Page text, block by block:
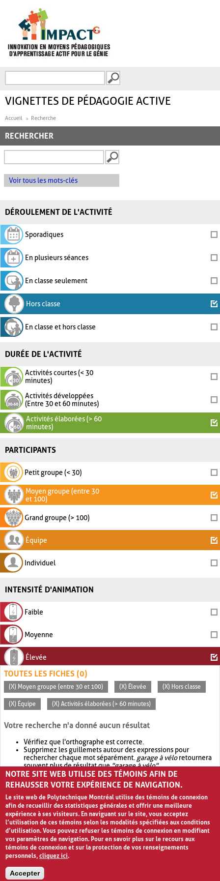
FORMULAIRE DE
VIGNETTES DE PÉDAGOGIE ACTIVE
Accueil Recherche
RECHERCHER
Voir tous les mots-clés
DÉROULEMENT DE L'ACTIVITÉ
Sporadiques
En plusieurs séances
En classe seulement
Hors classe
En classe et hors classe
DURÉE DE L'ACTIVITÉ
Activités courtes (< 30
minutes)
Activités développées
(Entre 30 et 60 minutes)
Activités élaborées (> 60
minutes)
PARTICIPANTS
Petit groupe (< 30)
Moyen groupe (entre 30
et 100)
Grand groupe (> 100)
Équipe
Individuel
INTENSITÉ D'ANIMATION
Faible
Moyenne
Élevée
TOUTES LES FICHES (0)
(X) Moyen groupe (entre 30 et 100) (X) Élevée (X) Hors classe
(X) Équipe (X) Activités élaborées (> 60 minutes)
Votre recherche n'a donné aucun résultat
Vérifiez que l'orthographe est correcte.
Supprimez les guillemets autour des expressions pour
rechercher chaque mot séparément. garage à véloretournera
souvent plus de résultat que"garage à vélo".
Envisagez d'élargir votre recherche avec OR.garage OR vélo
retournera souvent plus de résultat quegarage à vélo
NOTRE SITE WEB UTILISE DES TÉMOINS AFIN DE
REHAUSSER VOTRE EXPÉRIENCE DE NAVIGATION.
Le site web de Polytechnique Montréal utilise des témoins de connexion
afin de recueillir des statistiques générales et offrir une meilleure
expérience à ses visiteurs. En naviguant sur le site, vous acceptez
l’utilisation de ces témoins selon les modalités spécifiées aux conditions
d’utilisation. Vous pouvez refuser les témoins de connexion en modifiant
vos paramètres de navigation. Pour en savoir plus sur le recours aux
témoins de connexion et sur la protection de vos renseignements
personnels,cliquez ici.
Accepter